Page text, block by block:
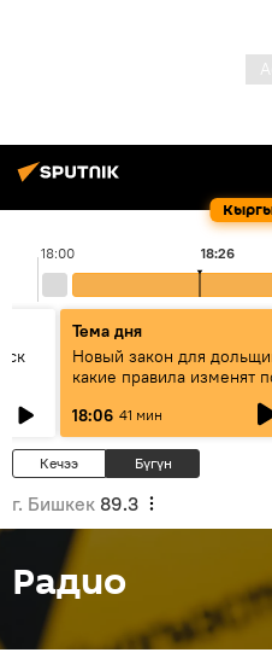
18:00 18:26
Тема дня
Новый закон для
какие правила изменят
18:06 41 мин
Кечээ Бүгүн
г. Бишкек 89.3
Радио